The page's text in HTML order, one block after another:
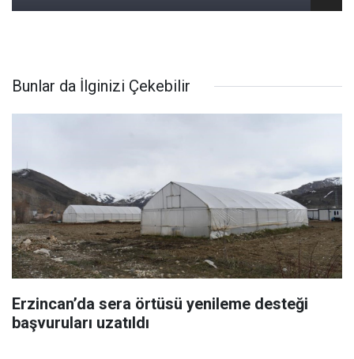
Bunlar da İlginizi Çekebilir
Erzincan’da sera örtüsü yenileme desteği
başvuruları uzatıldı